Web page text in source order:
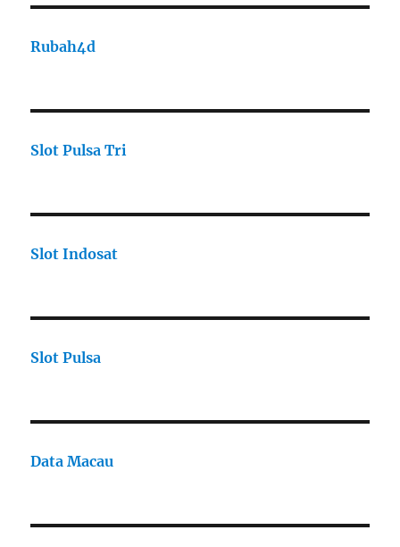
Rubah4d
Slot Pulsa Tri
Slot Indosat
Slot Pulsa
Data Macau